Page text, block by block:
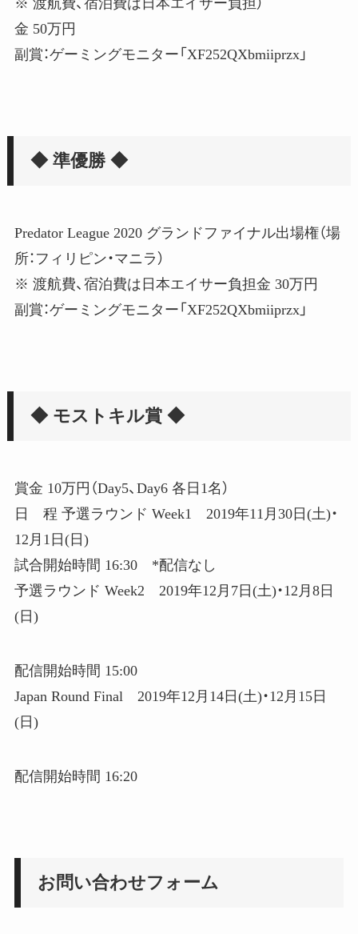
金 50万円
副賞：ゲーミングモニター「XF252QXbmiiprzx」
◆ 準優勝 ◆
Predator League 2020 グランドファイナル出場権（場
所：フィリピン・マニラ）
※ 渡航費、宿泊費は日本エイサー負担金 30万円
副賞：ゲーミングモニター「XF252QXbmiiprzx」
◆ モストキル賞 ◆
賞金 10万円（Day5、Day6 各日1名）
日 程 予選ラウンド Week1 2019年11月30日(土)・
12月1日(日)
試合開始時間 16:30 *配信なし
予選ラウンド Week2 2019年12月7日(土)・12月8日
(日)
配信開始時間 15:00
Japan Round Final 2019年12月14日(土)・12月15日
(日)
配信開始時間 16:20
お問い合わせフォーム